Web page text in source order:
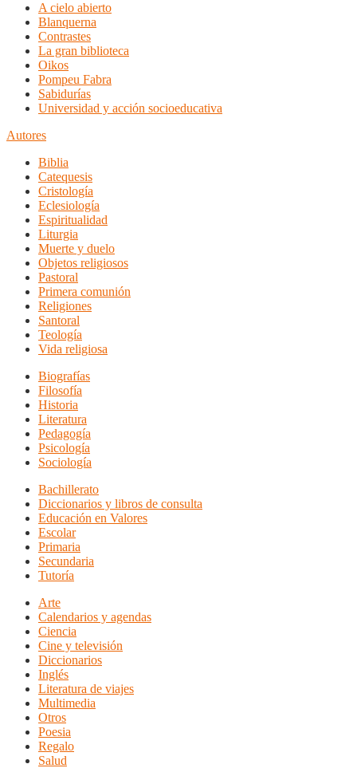
A cielo abierto
Blanquerna
Contrastes
La gran biblioteca
Oikos
Pompeu Fabra
Sabidurías
Universidad y acción socioeducativa
Autores
Biblia
Catequesis
Cristología
Eclesiología
Espiritualidad
Liturgia
Muerte y duelo
Objetos religiosos
Pastoral
Primera comunión
Religiones
Santoral
Teología
Vida religiosa
Biografías
Filosofía
Historia
Literatura
Pedagogía
Psicología
Sociología
Bachillerato
Diccionarios y libros de consulta
Educación en Valores
Escolar
Primaria
Secundaria
Tutoría
Arte
Calendarios y agendas
Ciencia
Cine y televisión
Diccionarios
Inglés
Literatura de viajes
Multimedia
Otros
Poesia
Regalo
Salud